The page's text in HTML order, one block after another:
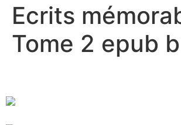
Ecrits
Tome 2 epub